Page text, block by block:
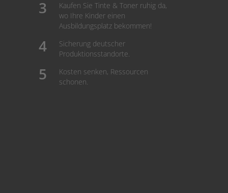
Kaufen Sie Tinte & Toner ruhig da,
wo Ihre Kinder einen
Ausbildungsplatz bekommen!
Sicherung deutscher
Produktionsstandorte.
Kosten senken, Ressourcen
schonen.